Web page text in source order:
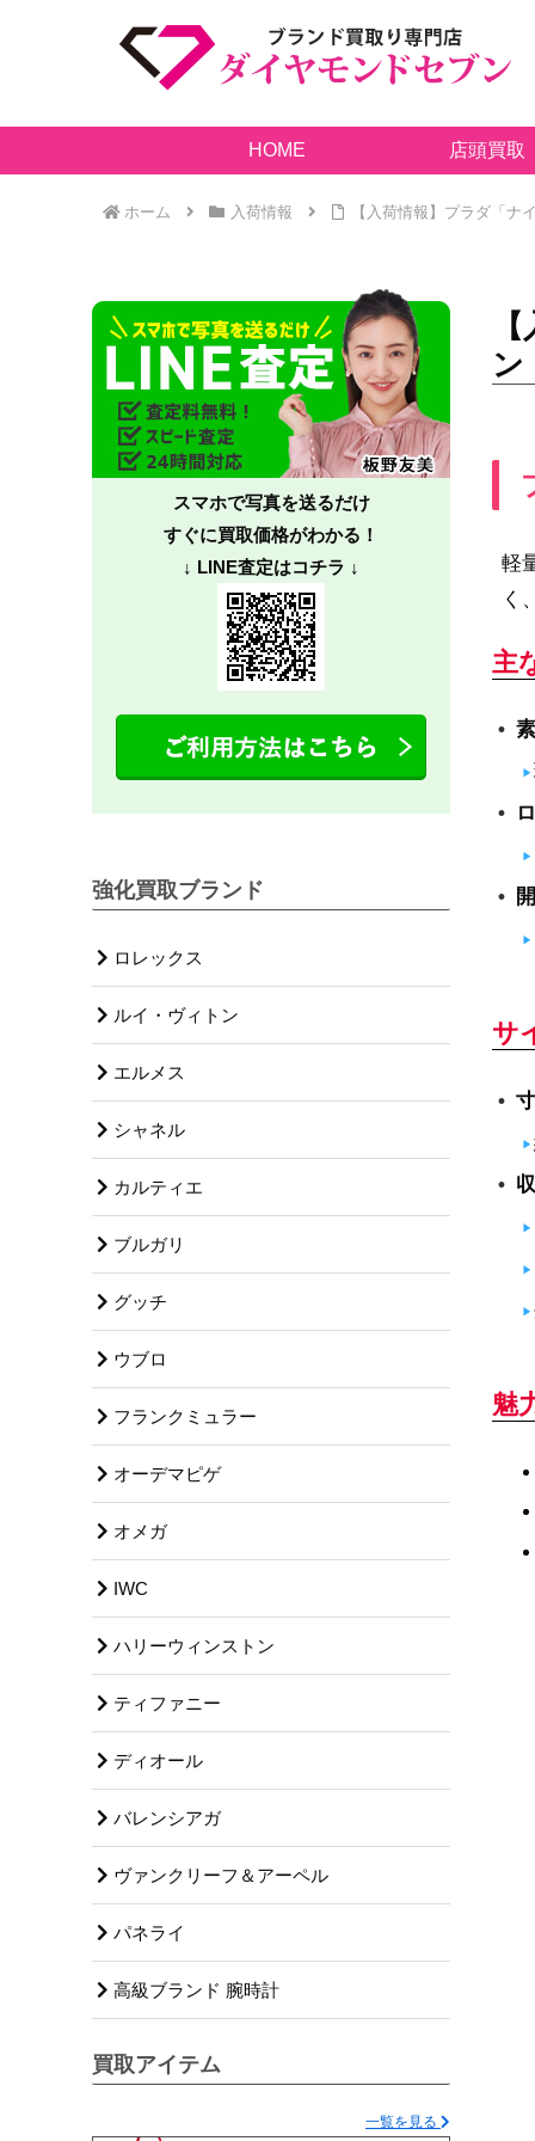
HOME 店頭買取
ホーム 入荷情報 【入荷情報】プラダ「ナ
ン
軽
く
主
サ
魅
スマホで写真を送るだけ
すぐに買取価格がわかる！
↓ LINE査定はコチラ ↓
強化買取ブランド
ロレックス
ルイ・ヴィトン
エルメス
シャネル
カルティエ
ブルガリ
グッチ
ウブロ
フランクミュラー
オーデマピゲ
オメガ
IWC
ハリーウィンストン
ティファニー
ディオール
バレンシアガ
ヴァンクリーフ＆アーペル
パネライ
高級ブランド 腕時計
買取アイテム
一覧を見る